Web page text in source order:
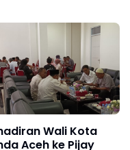
Wali Kota
Aceh ke Pijay